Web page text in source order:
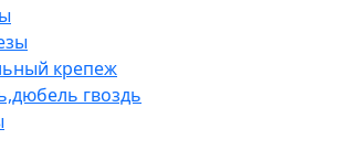
крепеж
гвоздь